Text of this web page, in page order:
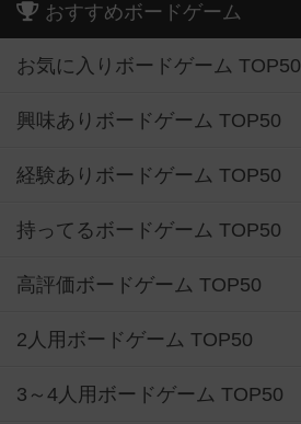
おすすめボードゲーム
お気に入りボードゲーム TOP50
興味ありボードゲーム TOP50
経験ありボードゲーム TOP50
持ってるボードゲーム TOP50
高評価ボードゲーム TOP50
2人用ボードゲーム TOP50
3～4人用ボードゲーム TOP50